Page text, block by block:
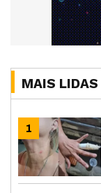
MAIS LIDAS